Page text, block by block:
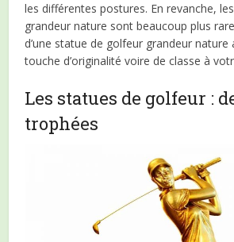
les différentes postures. En revanche,
grandeur nature sont beaucoup plus
d’une statue de golfeur grandeur nature
touche d’originalité voire de classe à
Les statues de golfeur :
trophées